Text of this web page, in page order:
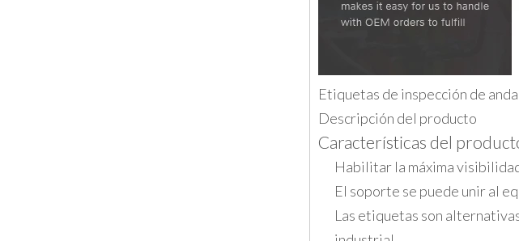
Etiquetas de inspección de
Descripción del producto
Características del
Habilitar la máxima
El soporte se puede unir al
Las etiquetas son